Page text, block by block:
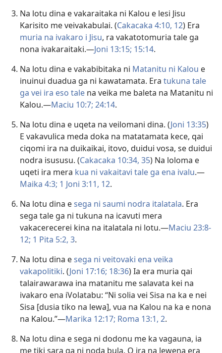
Na lotu dina e vakaraitaka ni Kalou e lesi Jisu
Karisito me veivakabulai. (Cakacaka 4:10, 12) Era
muria na ivakaro i Jisu, ra vakatotomuria tale ga
nona ivakaraitaki.—Joni 13:15; 15:14.
Na lotu dina e vakabibitaka ni Matanitu ni Kalou e
inuinui duadua ga ni kawatamata. Era tukuna tale
ga vei ira eso tale na veika me baleta na Matanitu ni
Kalou.—Maciu 10:7; 24:14.
Na lotu dina e uqeta na veilomani dina. (Joni 13:35)
E vakavulica meda doka na matatamata kece, qai
ciqomi ira na duikaikai, itovo, duidui vosa, se duidui
nodra isususu. (Cakacaka 10:34, 35) Na loloma e
uqeti ira mera kua ni vakaitavi tale ga ena ivalu.—
Maika 4:3; 1 Joni 3:11, 12.
Na lotu dina esega ni saumi nodra italatala. Era
sega tale ga ni tukuna na icavuti mera
vakacerecerei kina na italatala ni lotu.—Maciu 23:8-
12; 1 Pita 5:2, 3.
Na lotu dina esega ni veitovaki ena veika
vakapolitiki. (Joni 17:16; 18:36) Ia era muria qai
talairawarawa ina matanitu me salavata kei na
ivakaro ena iVolatabu: “Ni solia vei Sisa na ka e nei
Sisa [dusia tiko na lewa], vua na Kalou na ka e nona
na Kalou.”—Marika 12:17; Roma 13:1, 2.
Na lotu dina e sega ni dodonu me ka vagauna, ia
me tiki sara ga ni noda bula. O ira na lewena era